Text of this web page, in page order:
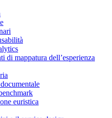
di mappatura dell’esperienza
euristica